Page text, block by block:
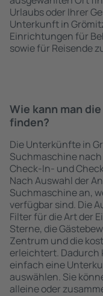
Urlaubs oder Ihrer
Unterkunft in
Einrichtungen für
sowie für Reisende
Wie kann man
finden?
Die Unterkünfte in
Suchmaschine
Check-In- und
Nach Auswahl der
Suchmaschine an,
verfügbar sind. Die
Filter für die Art der
Sterne, die
Zentrum und die
erleichtert. Dadurch
einfach eine
auswählen. Sie
alleine oder